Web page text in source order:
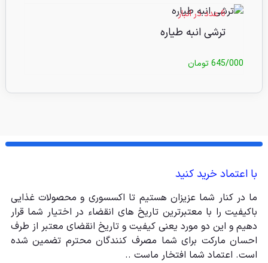
6 عدد در انبار
ترشی انبه طیاره
645/000تومان
با اعتماد خرید کنید
ما در کنار شما عزیزان هستیم تا اکسسوری و محصولات غذایی
باکیفیت را با معتبرترین تاریخ های انقضاء در اختیار شما قرار
دهیم و این دو مورد یعنی کیفیت و تاریخ انقضای معتبر از طرف
احسان مارکت برای شما مصرف کنندگان محترم تضمین شده
است. اعتماد شما افتخار ماست ..